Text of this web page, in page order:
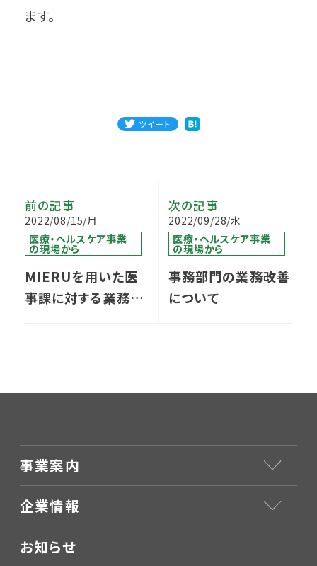
ます。
ツイート
前の記事
2022/08/15/月
医療・ヘルスケア事業
の現場から
MIERUを用いた医
事課に対する業務改
次の記事
2022/09/28/水
医療・ヘルスケア事業
の現場から
事務部門の業務改善
について
事業案内
企業情報
お知らせ